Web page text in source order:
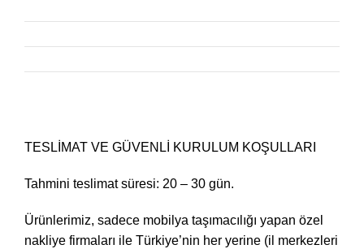
TESLİMAT VE GÜVENLİ KURULUM KOŞULLARI
Tahmini teslimat süresi: 20 – 30 gün.
Ürünlerimiz, sadece mobilya taşımacılığı yapan özel
nakliye firmaları ile Türkiye’nin her yerine (il merkezleri